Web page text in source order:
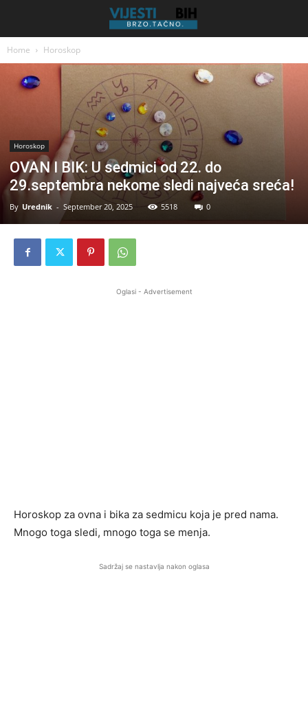
Home Horoskop
Horoskop
OVAN I BIK: U sedmici od 22. do
29.septembra nekome sledi najveća sreća!
By Urednik - September 20, 2025 5518 0
Oglasi - Advertisement
Horoskop za ovna i bika za sedmicu koja je pred nama.
Mnogo toga sledi, mnogo toga se menja.
Sadržaj se nastavlja nakon oglasa